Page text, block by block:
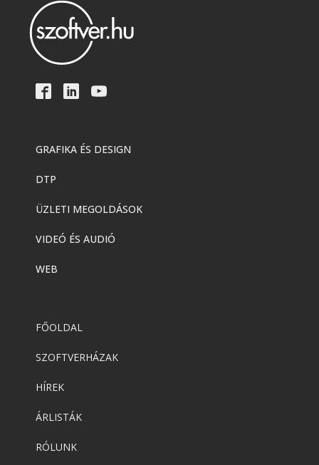
GRAFIKA ÉS DESIGN
DTP
ÜZLETI MEGOLDÁSOK
VIDEÓ ÉS AUDIÓ
WEB
FŐOLDAL
SZOFTVERHÁZAK
HÍREK
ÁRLISTÁK
RÓLUNK